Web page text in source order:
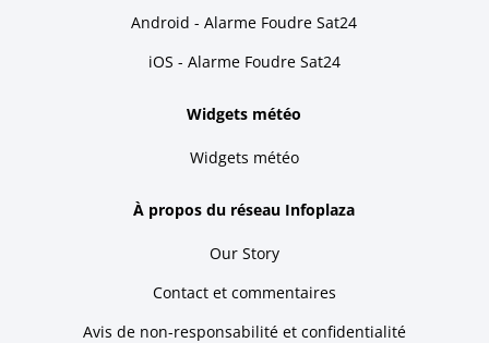
Android - Alarme Foudre Sat24
iOS - Alarme Foudre Sat24
Widgets météo
Widgets météo
À propos du réseau Infoplaza
Our Story
Contact et commentaires
Avis de non-responsabilité et confidentialité